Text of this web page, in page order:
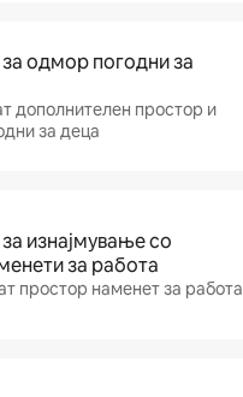
одмор погодни за
дополнителен простор и
за деца
изнајмување со
за работа
простор наменет за работа